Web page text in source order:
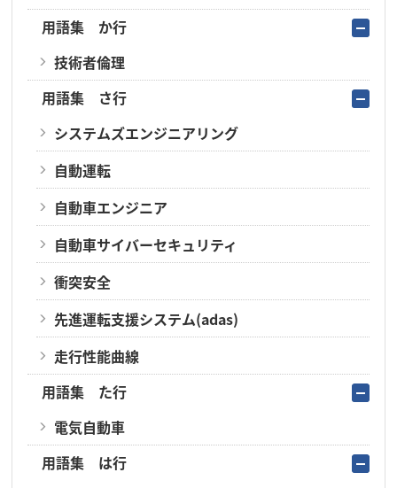
用語集 か行
技術者倫理
用語集 さ行
システムズエンジニアリング
自動運転
自動車エンジニア
自動車サイバーセキュリティ
衝突安全
先進運転支援システム(adas)
走行性能曲線
用語集 た行
電気自動車
用語集 は行